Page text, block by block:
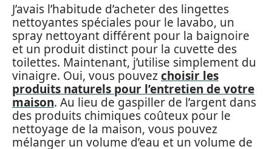
J’avais l’habitude d’acheter des lingettes
nettoyantes spéciales pour le lavabo, un
spray nettoyant différent pour la baignoire
et un produit distinct pour la cuvette des
toilettes. Maintenant, j’utilise simplement du
vinaigre. Oui, vous pouvezchoisir les
produits naturels pour l’entretien de votre
maison. Au lieu de gaspiller de l’argent dans
des produits chimiques coûteux pour le
nettoyage de la maison, vous pouvez
mélanger un volume d’eau et un volume de